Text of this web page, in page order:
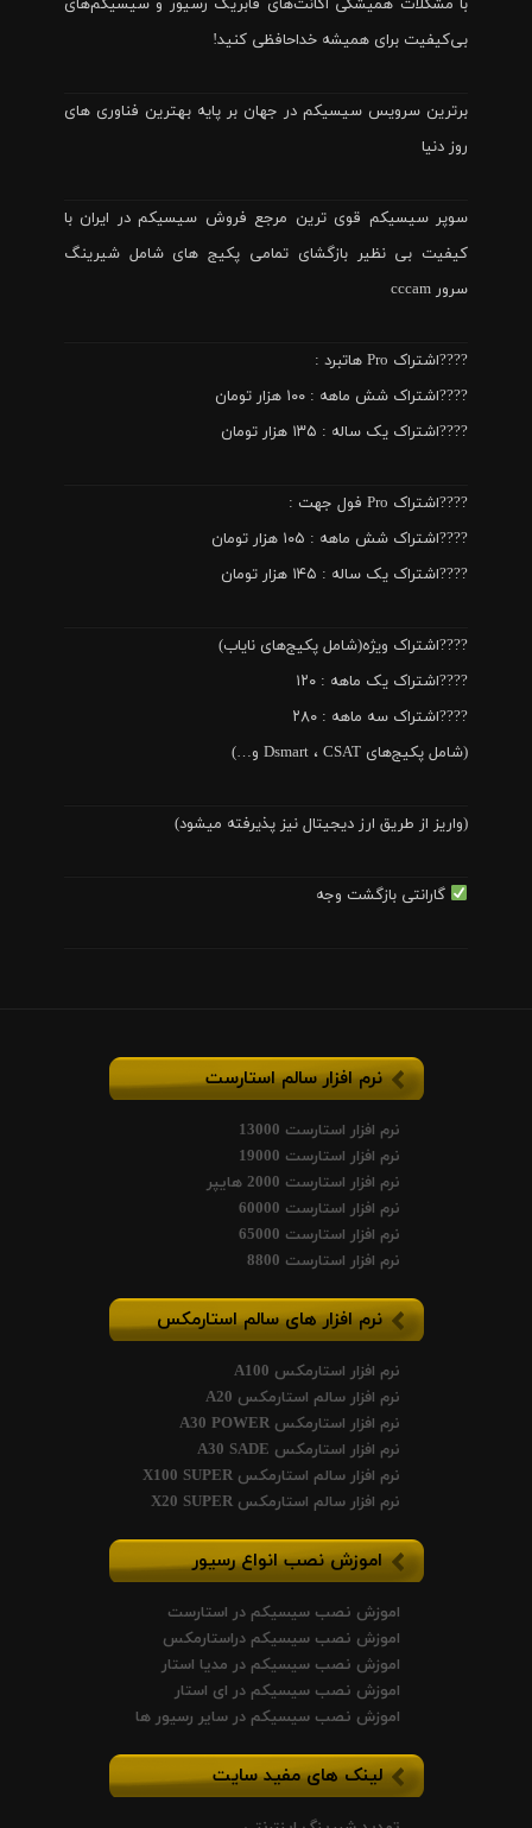
بی‌کیفیت برای همیشه خداحافظی کنید!
برترین سرویس سیسیکم در جهان بر پایه بهترین فناوری های
روز دنیا
سوپر سیسیکم قوی ترین مرجع فروش سیسیکم در ایران با
کیفیت بی نظیر بازگشای تمامی پکیج های شامل شیرینگ
سرور cccam
????اشتراک Pro هاتبرد :
????اشتراک شش ماهه : ۱۰۰ هزار تومان
????اشتراک یک ساله : ۱۳۵ هزار تومان
????اشتراک Pro فول جهت :
????اشتراک شش ماهه : ۱۰۵ هزار تومان
????اشتراک یک ساله : ۱۴۵ هزار تومان
????اشتراک ویژه(شامل پکیج‌های نایاب)
????اشتراک یک ماهه : ۱۲۰
????اشتراک سه ماهه : ۲۸۰
(شامل پکیج‌های Dsmart ، CSAT و…)
(واریز از طریق ارز دیجیتال نیز پذیرفته میشود)
گارانتی بازگشت وجه
نرم افزار سالم استارست
نرم افزار استارست 13000
نرم افزار استارست 19000
نرم افزار استارست 2000 هایپر
نرم افزار استارست 60000
نرم افزار استارست 65000
نرم افزار استارست 8800
نرم افزار های سالم استارمکس
نرم افزار استارمکس A100
نرم افزار سالم استارمکس A20
نرم افزار استارمکس A30 POWER
نرم افزار استارمکس A30 SADE
نرم افزار سالم استارمکس X100 SUPER
نرم افزار سالم استارمکس X20 SUPER
اموزش نصب انواع رسیور
اموزش نصب سیسیکم در استارست
اموزش نصب سیسیکم دراستارمکس
اموزش نصب سیسیکم در مدیا استار
اموزش نصب سیسیکم در ای استار
اموزش نصب سیسیکم در سایر رسیور ها
لینک های مفید سایت